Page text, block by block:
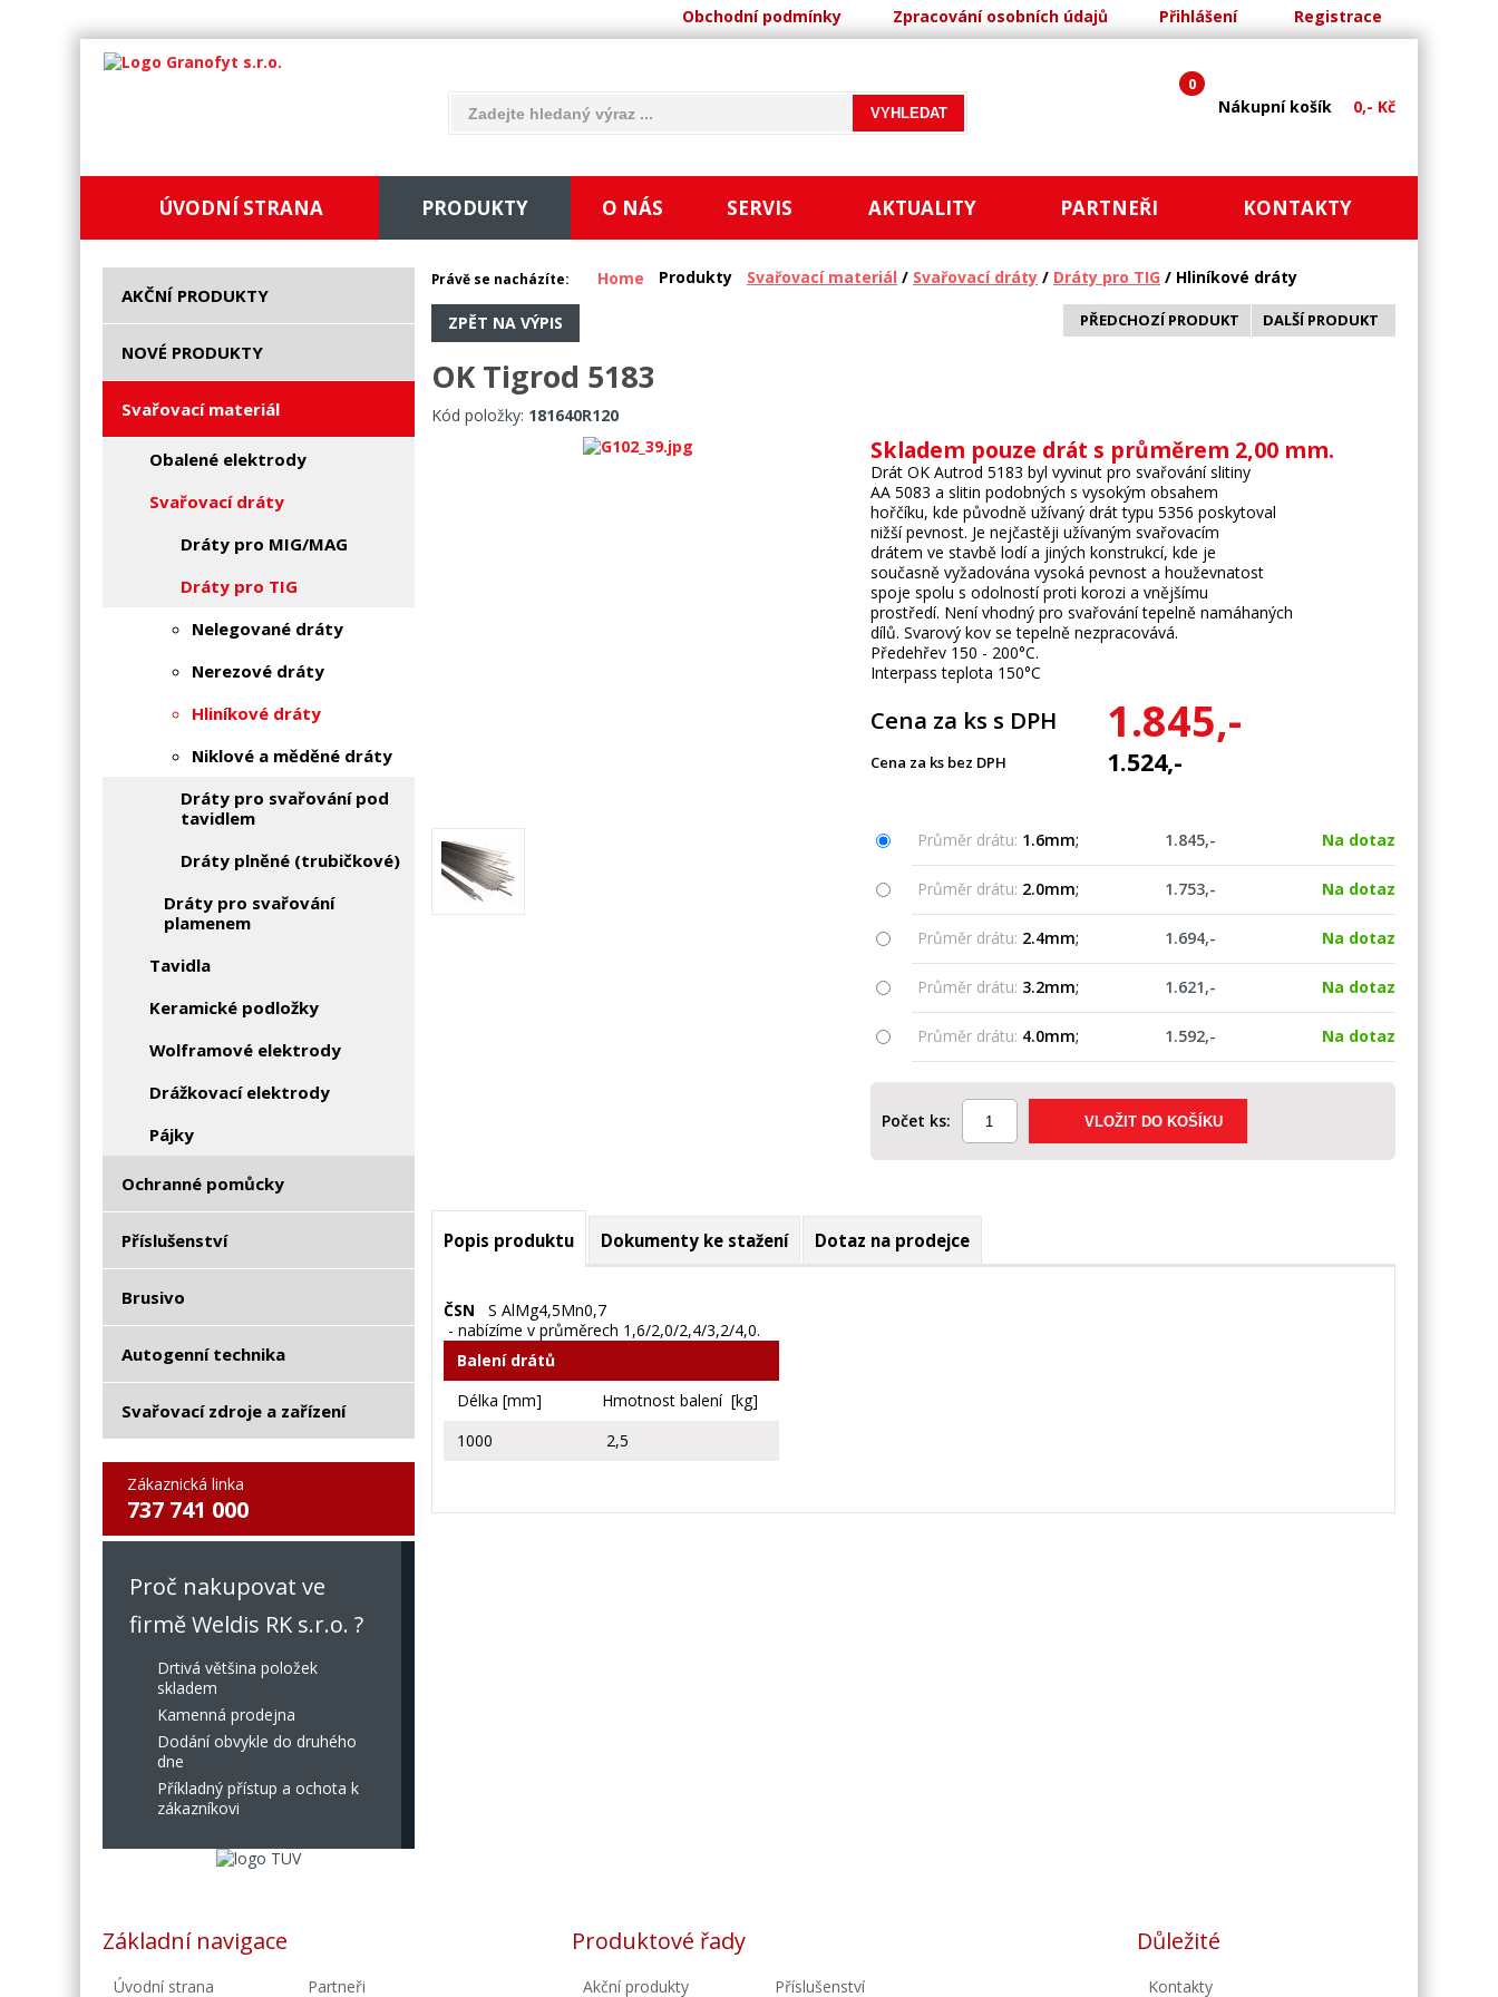
Obchodní podmínky Zpracování osobních údajů Přihlášení Registrace
Nákupní košík 0,- Kč
0
ÚVODNÍ STRANA PRODUKTY O NÁS SERVIS AKTUALITY PARTNEŘI KONTAKTY
AKČNÍ PRODUKTY
NOVÉ PRODUKTY
Svařovací materiál
Obalené elektrody
Svařovací dráty
Dráty pro MIG/MAG
Dráty pro TIG
Nelegované dráty
Nerezové dráty
Hliníkové dráty
Niklové a měděné dráty
Dráty pro svařování pod
tavidlem
Dráty plněné (trubičkové)
Dráty pro svařování
plamenem
Tavidla
Keramické podložky
Wolframové elektrody
Drážkovací elektrody
Pájky
Ochranné pomůcky
Příslušenství
Brusivo
Autogenní technika
Svařovací zdroje a zařízení
Zákaznická linka
737 741 000
Proč nakupovat ve
firmě Weldis RK s.r.o. ?
Drtivá většina položek
skladem
Kamenná prodejna
Dodání obvykle do druhého
dne
Příkladný přístup a ochota k
zákazníkovi
Právě se nacházíte: Home Produkty Svařovací materiál / Svařovací dráty / Dráty pro TIG / Hliníkové dráty
ZPĚT NA VÝPIS DALŠÍ PRODUKT
PŘEDCHOZÍ PRODUKT
OK Tigrod 5183
Kód položky: 181640R120
Skladem pouze drát s průměrem 2,00 mm.
Drát OK Autrod 5183 byl vyvinut pro svařování slitiny
AA 5083 a slitin podobných s vysokým obsahem
hořčíku, kde původně užívaný drát typu 5356 poskytoval
nižší pevnost. Je nejčastěji užívaným svařovacím
drátem ve stavbě lodí a jiných konstrukcí, kde je
současně vyžadována vysoká pevnost a houževnatost
spoje spolu s odolností proti korozi a vnějšímu
prostředí. Není vhodný pro svařování tepelně namáhaných
dílů. Svarový kov se tepelně nezpracovává.
Předehřev 150 - 200°C.
Interpass teplota 150°C
Cena za ks s DPH 1.845,-
Cena za ks bez DPH 1.524,-
Průměr drátu: 1.6mm; 1.845,- Na dotaz
Průměr drátu: 2.0mm; 1.753,- Na dotaz
Průměr drátu: 2.4mm; 1.694,- Na dotaz
Průměr drátu: 3.2mm; 1.621,- Na dotaz
Průměr drátu: 4.0mm; 1.592,- Na dotaz
Počet ks:
Popis produktu Dokumenty ke stažení Dotaz na prodejce
ČSN S AlMg4,5Mn0,7
- nabízíme v průměrech 1,6/2,0/2,4/3,2/4,0.
Balení drátů
Délka [mm]
Hmotnost balení [kg]
1000
2,5
Základní navigace
Úvodní strana Partneři
Produktové řady
Akční produkty Příslušenství
Důležité
Kontakty